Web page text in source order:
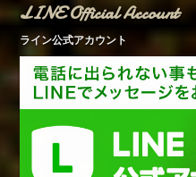
LINE Official Account
ライン公式アカウント